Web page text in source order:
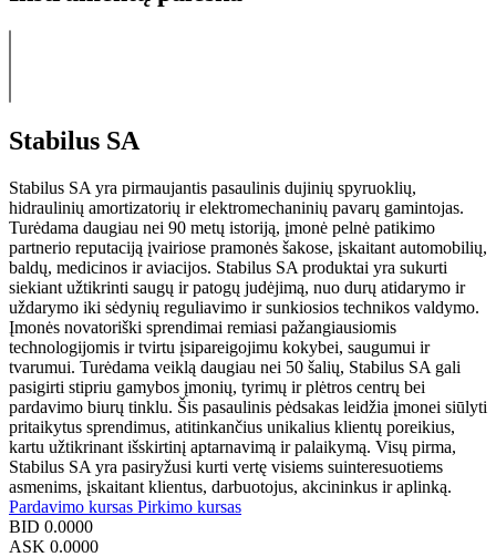
Stabilus SA
Stabilus SA yra pirmaujantis pasaulinis dujinių spyruoklių,
hidraulinių amortizatorių ir elektromechaninių pavarų gamintojas.
Turėdama daugiau nei 90 metų istoriją, įmonė pelnė patikimo
partnerio reputaciją įvairiose pramonės šakose, įskaitant automobilių,
baldų, medicinos ir aviacijos. Stabilus SA produktai yra sukurti
siekiant užtikrinti saugų ir patogų judėjimą, nuo durų atidarymo ir
uždarymo iki sėdynių reguliavimo ir sunkiosios technikos valdymo.
Įmonės novatoriški sprendimai remiasi pažangiausiomis
technologijomis ir tvirtu įsipareigojimu kokybei, saugumui ir
tvarumui. Turėdama veiklą daugiau nei 50 šalių, Stabilus SA gali
pasigirti stipriu gamybos įmonių, tyrimų ir plėtros centrų bei
pardavimo biurų tinklu. Šis pasaulinis pėdsakas leidžia įmonei siūlyti
pritaikytus sprendimus, atitinkančius unikalius klientų poreikius,
kartu užtikrinant išskirtinį aptarnavimą ir palaikymą. Visų pirma,
Stabilus SA yra pasiryžusi kurti vertę visiems suinteresuotiems
asmenims, įskaitant klientus, darbuotojus, akcininkus ir aplinką.
Pardavimo kursas Pirkimo kursas
BID 0.0000
ASK 0.0000